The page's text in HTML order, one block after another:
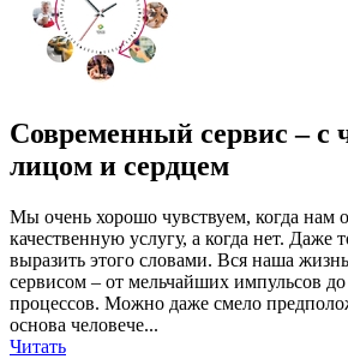
Современный сервис – с
лицом и сердцем
Мы очень хорошо чувствуем, когда нам
качественную услугу, а когда нет. Даже
выразить этого словами. Вся наша
сервисом – от мельчайших импульсов
процессов. Можно даже смело
основа человече...
Читать